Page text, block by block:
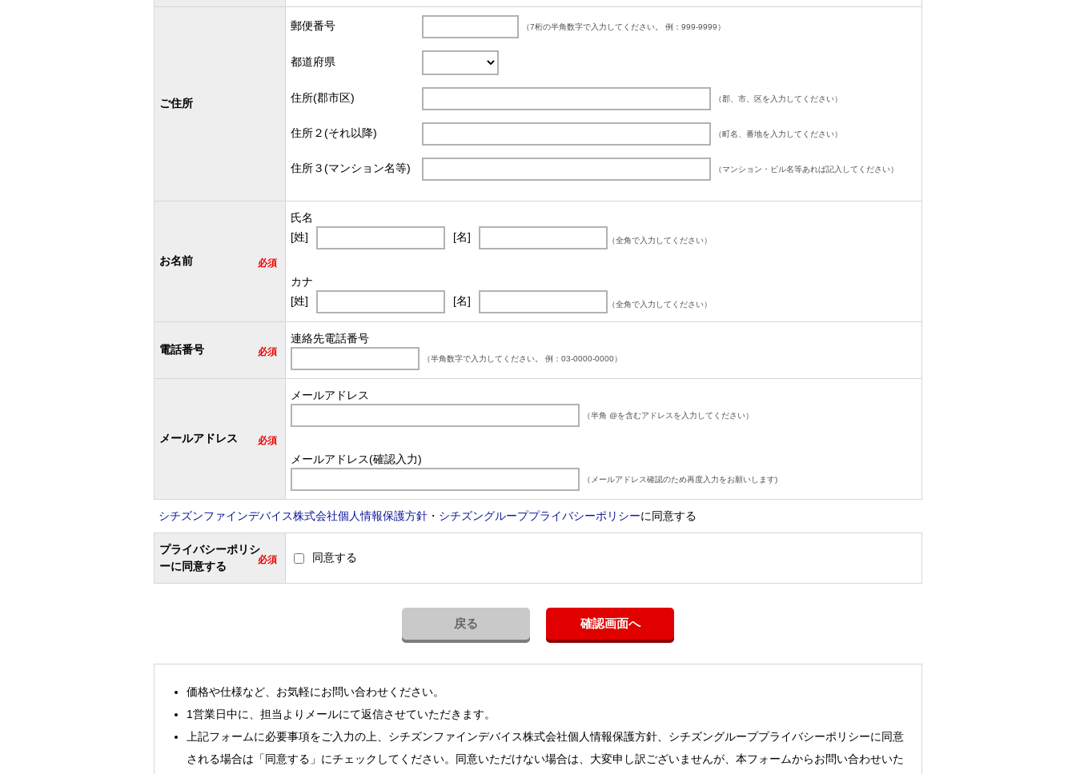
ご住所
郵便番号 （7桁の半角数字で入力してください。 例：999-9999）
都道府県
住所(郡市区) （郡、市、区を入力してください）
住所２(それ以降) （町名、番地を入力してください）
住所３(マンション名等) （マンション・ビル名等あれば記入してください）
お名前 必須
氏名
[姓]
[名] （全角で入力してください）
カナ
[姓]
[名] （全角で入力してください）
電話番号 必須
連絡先電話番号
（半角数字で入力してください。 例：03-0000-0000）
メールアドレス 必須
メールアドレス
（半角 @を含むアドレスを入力してください）
メールアドレス(確認入力)
（メールアドレス確認のため再度入力をお願いします)
シチズンファインデバイス株式会社個人情報保護方針 ・ シチズングループプライバシーポリシーに同意する
プライバシーポリシ
ーに同意する
必須 同意する
戻る 確認画面へ
価格や仕様など、お気軽にお問い合わせください。
1営業日中に、担当よりメールにて返信させていただきます。
上記フォームに必要事項をご入力の上、シチズンファインデバイス株式会社個人情報保護方針、シチズングループプライバシーポリシーに同意
される場合は「同意する」にチェックしてください。同意いただけない場合は、大変申し訳ございませんが、本フォームからお問い合わせいた